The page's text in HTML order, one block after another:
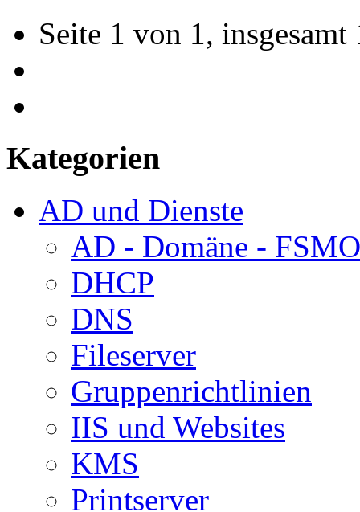
Seite 1 von 1, insgesamt
Kategorien
AD und Dienste
AD - Domäne - FSMO
DHCP
DNS
Fileserver
Gruppenrichtlinien
IIS und Websites
KMS
Printserver